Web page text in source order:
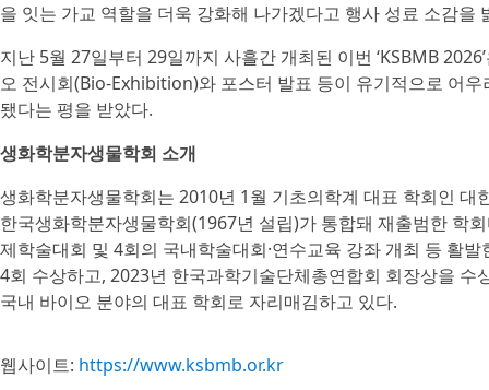
을 잇는 가교 역할을 더욱 강화해 나가겠다고 행사 성료 소감을
지난 5월 27일부터 29일까지 사흘간 개최된 이번 ‘KSBMB
오 전시회(Bio-Exhibition)와 포스터 발표 등이 유기적으로 어
됐다는 평을 받았다.
생화학분자생물학회 소개
생화학분자생물학회는 2010년 1월 기초의학계 대표 학회인
한국생화학분자생물학회(1967년 설립)가 통합돼 재출범한 학
제학술대회 및 4회의 국내학술대회·연수교육 강좌 개최 등 활
4회 수상하고, 2023년 한국과학기술단체총연합회 회장상을
국내 바이오 분야의 대표 학회로 자리매김하고 있다.
웹사이트: https://www.ksbmb.or.kr